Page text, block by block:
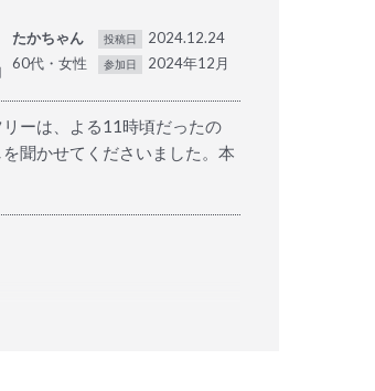
たかちゃん
60代・女性
投稿日 2024.12.24
参加日 2024年12月
ーは、よる11時頃だったの
聞かせてくださいました。本